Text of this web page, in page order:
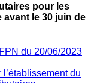
pour les
avant le 30 juin de
du 20/06/2023
du